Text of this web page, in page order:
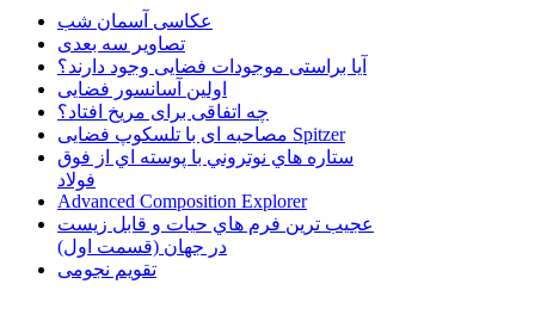
عکاسی آسمان شب
تصاویر سه بعدی
آیا براستی موجودات فضایی وجود دارند؟
اولین آسانسور فضایی
چه اتفاقی برای مریخ افتاد؟
مصاحبه ای با تلسکوپ فضایی Spitzer
ستاره هاي نوتروني با پوسته اي از فوق
فولاد
Advanced Composition Explorer
عجیب ترین فرم هاي حيات و قابل زيست
در جهان (قسمت اول)
تقویم نجومی